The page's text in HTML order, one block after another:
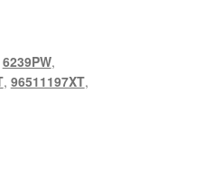
6239PW,
, 96511197XT,